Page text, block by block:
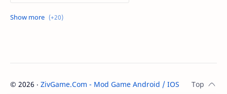
FIX LAG LIÊN QUÂN MOBILE
MOD APK FREE FIRE MOD DATA FREE FIRE
MOD DATA PUBG MOD FREE FIRE
© 2026 ‧ ZivGame.Com - Mod Game Android / IOS . All rights